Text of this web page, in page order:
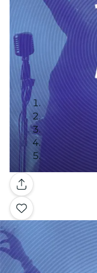
Galerie